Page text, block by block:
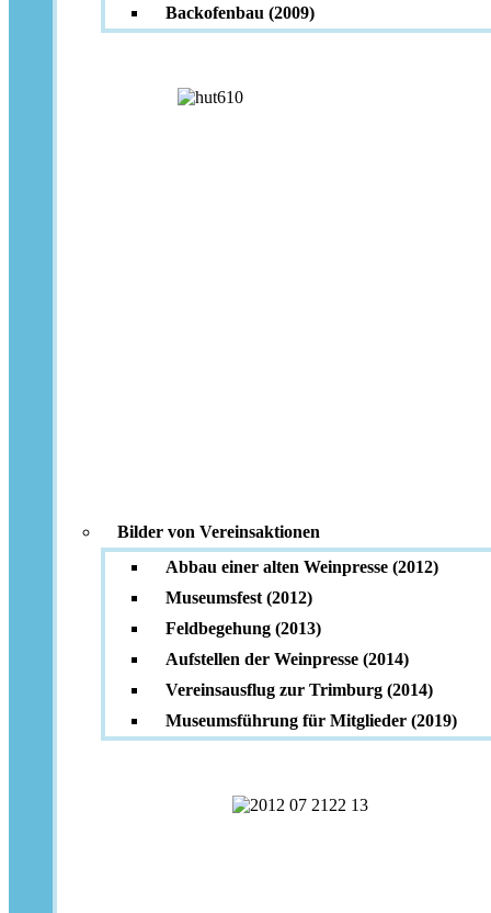
Backofenbau (2009)
Bilder von Vereinsaktionen
Abbau einer alten Weinpresse (2012)
Museumsfest (2012)
Feldbegehung (2013)
Aufstellen der Weinpresse (2014)
Vereinsausflug zur Trimburg (2014)
Museumsführung für Mitglieder (2019)